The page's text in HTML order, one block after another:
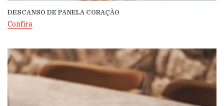
DESCANSO DE PANELA CORAÇÃO
Confira